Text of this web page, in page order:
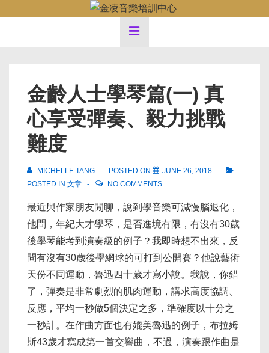
金齡人士學琴篇(一) 真
心享受彈奏、毅力挑戰
難度
MICHELLE TANG POSTED ON
JUNE 26, 2018
POSTED IN 文章 NO COMMENTS
最近與作家朋友閒聊，說到學音樂可減慢腦退化，
他問，年紀大才學琴，是否進境有限，有沒有30歲
後學琴能考到演奏級的例子？我即時想不出來，反
問有沒有30歳後學網球的可打到公開賽？他說藝術
天份不同運動，魯迅四十歲才寫小說。我說，你錯
了，彈奏是非常劇烈的肌肉運動，講求高度協調、
反應，平均一秒做5個決定之多，準確度以十分之
一秒計。在作曲方面也有媲美魯迅的例子，布拉姆
斯43歲才寫成第一首交響曲，不過，演奏跟作曲是